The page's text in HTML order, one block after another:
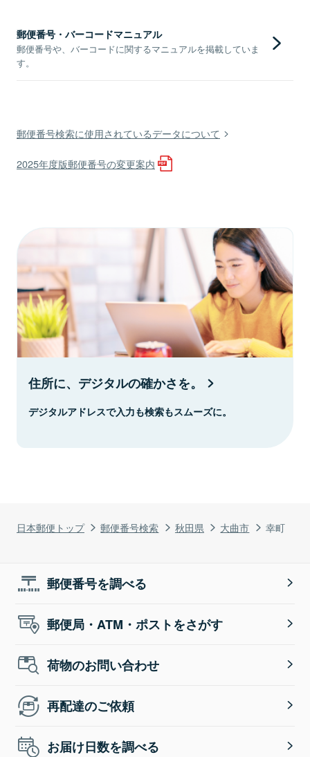
日本郵便トップ 郵便番号検索 秋田県 大曲市 幸町
郵便番号・バーコードマニュアル
郵便番号や、バーコードに関するマニュアルを掲載していま
す。
郵便番号検索に使用されているデータについて
2025年度版郵便番号の変更案内
住所に、デジタルの確かさを。
デジタルアドレスで入力も検索もスムーズに。
郵便番号を調べる
郵便局・ATM・ポストをさがす
荷物のお問い合わせ
再配達のご依頼
お届け日数を調べる